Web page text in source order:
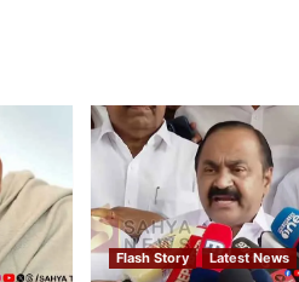
Flash Story Latest News